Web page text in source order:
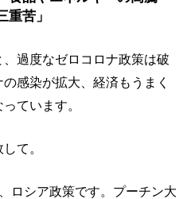
重苦」
過度なゼロコロナ政策は破
感染が拡大、経済もうまく
ています。
て。
ロシア政策です。プーチン大